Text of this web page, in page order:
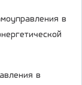
в
в